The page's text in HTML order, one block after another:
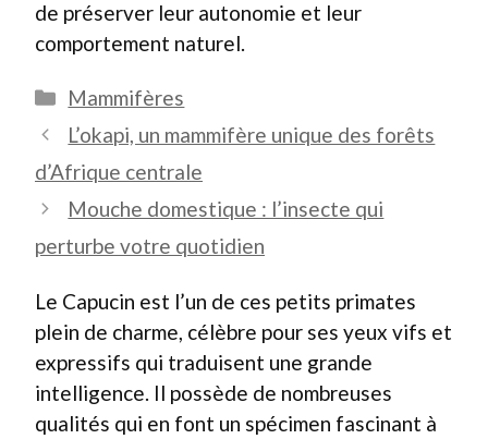
de préserver leur autonomie et leur
comportement naturel.
Catégories
Mammifères
L’okapi, un mammifère unique des forêts
d’Afrique centrale
Mouche domestique : l’insecte qui
perturbe votre quotidien
Le Capucin est l’un de ces petits primates
plein de charme, célèbre pour ses yeux vifs et
expressifs qui traduisent une grande
intelligence. Il possède de nombreuses
qualités qui en font un spécimen fascinant à